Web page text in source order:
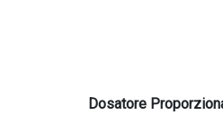
Dosatore